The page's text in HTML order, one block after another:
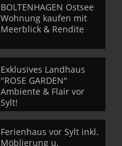
BOLTENHAGEN Ostsee
Wohnung kaufen mit
Meerblick & Rendite
Exklusives Landhaus
"ROSE GARDEN"
Ambiente & Flair vor
Sylt!
Ferienhaus vor Sylt inkl.
Möblierung u.